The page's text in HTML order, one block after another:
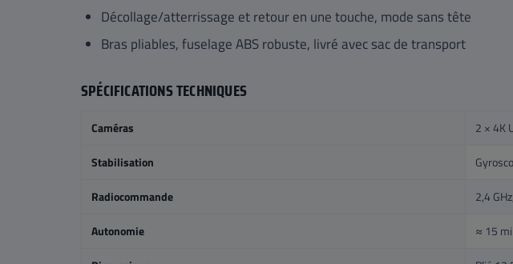
Décollage/atterrissage et retour en une touche, mode sans tête
Bras pliables, fuselage ABS robuste, livré avec sac de transport
SPÉCIFICATIONS TECHNIQUES
Caméras 2 × 4K
Stabilisation
Radiocommande 2,4
Autonomie ≈ 15